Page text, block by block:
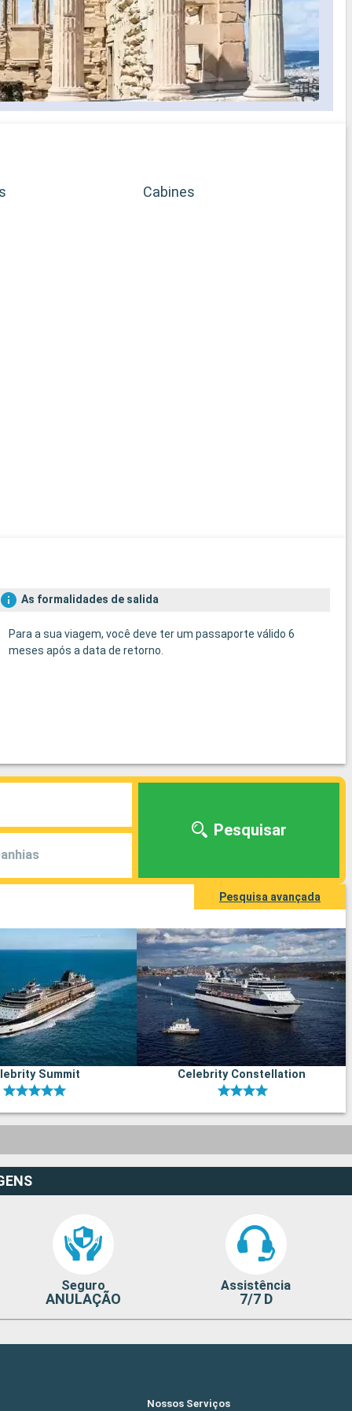
Cabines
As formalidades de salida
Para a sua viagem, você deve ter um passaporte válido 6
meses após a data de retorno.
Pesquisar
Pesquisa avançada
Summit Celebrity Constellation
Seguro
ANULAÇÃO
Assistência
7/7 D
Nossos Serviços